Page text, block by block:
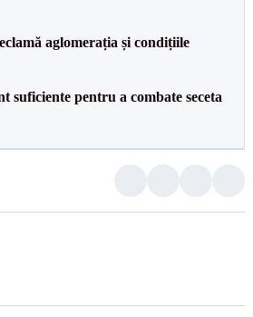
aglomerația și condițiile
pentru a combate seceta